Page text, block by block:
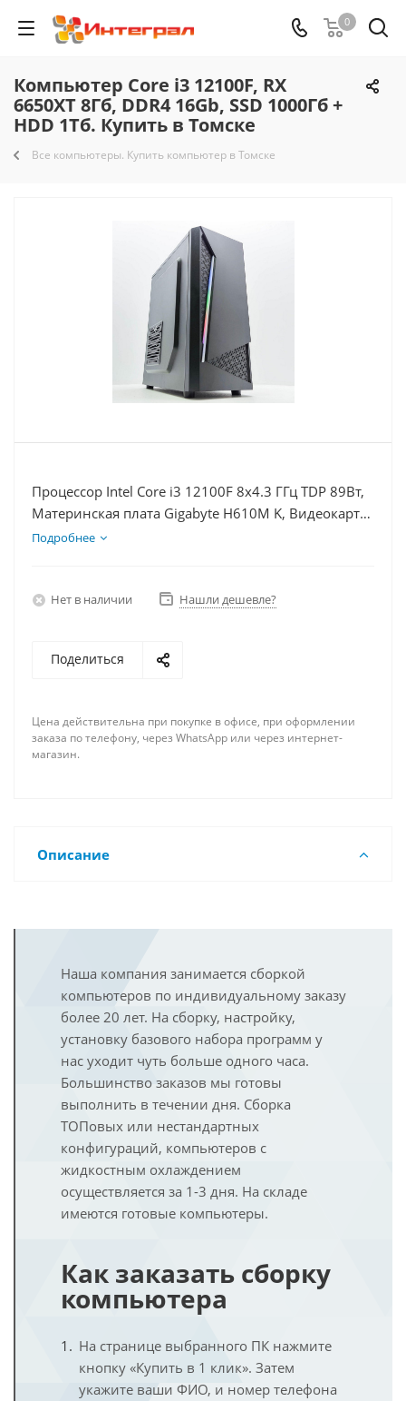
0
Компьютер Core i3 12100F, RX
6650XT 8Гб, DDR4 16Gb, SSD 1000Гб +
HDD 1Тб. Купить в Томске
Все компьютеры. Купить компьютер в Томске
Процессор Intel Core i3 12100F 8x4.3 ГГц TDP 89Вт,
Материнская плата Gigabyte H610M K, Видеокарта
RX 6650XT 8Гб, Память DDR4 16Gb, Диски SSD
Подробнее
Нет в наличии Нашли дешевле?
Поделиться
Цена действительна при покупке в офисе, при оформлении
заказа по телефону, через WhatsApp или через интернет-
магазин.
Описание
Наша компания занимается сборкой
компьютеров по индивидуальному заказу
более 20 лет. На сборку, настройку,
установку базового набора программ у
нас уходит чуть больше одного часа.
Большинство заказов мы готовы
выполнить в течении дня. Сборка
ТОПовых или нестандартных
конфигураций, компьютеров с
жидкостным охлаждением
осуществляется за 1-3 дня. На складе
имеются готовые компьютеры.
Как заказать сборку
компьютера
На странице выбранного ПК нажмите
кнопку «Купить в 1 клик». Затем
укажите ваши ФИО, и номер телефона